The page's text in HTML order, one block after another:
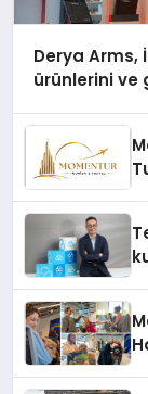
Derya Arms,
ürünlerini ve